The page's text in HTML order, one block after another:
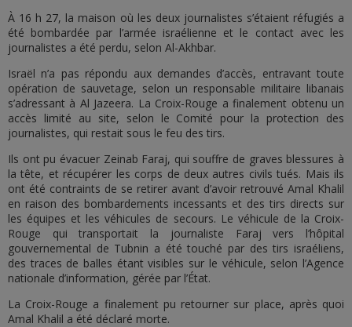
À 16 h 27, la maison où les deux journalistes s’étaient réfugiés a
été bombardée par l’armée israélienne et le contact avec les
journalistes a été perdu, selon Al-Akhbar.
Israël n’a pas répondu aux demandes d’accès, entravant toute
opération de sauvetage, selon un responsable militaire libanais
s’adressant à Al Jazeera. La Croix-Rouge a finalement obtenu un
accès limité au site, selon le Comité pour la protection des
journalistes, qui restait sous le feu des tirs.
Ils ont pu évacuer Zeinab Faraj, qui souffre de graves blessures à
la tête, et récupérer les corps de deux autres civils tués. Mais ils
ont été contraints de se retirer avant d’avoir retrouvé Amal Khalil
en raison des bombardements incessants et des tirs directs sur
les équipes et les véhicules de secours. Le véhicule de la Croix-
Rouge qui transportait la journaliste Faraj vers l’hôpital
gouvernemental de Tubnin a été touché par des tirs israéliens,
des traces de balles étant visibles sur le véhicule, selon l’Agence
nationale d’information, gérée par l’État.
La Croix-Rouge a finalement pu retourner sur place, après quoi
Amal Khalil a été déclaré morte.